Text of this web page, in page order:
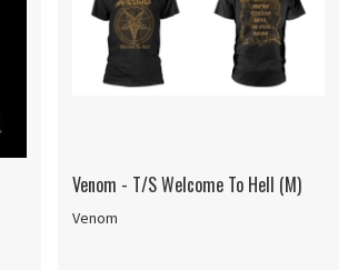
Venom - T/S Welcome To Hell (M)
Venom